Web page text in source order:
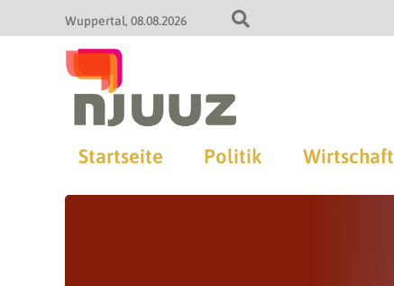
Wuppertal 08.08.2026
Startseite Politik Wirtschaft